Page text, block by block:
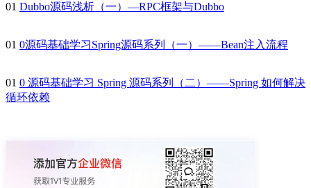
01 Dubbo源码浅析（一）—RPC框架与Dubbo
01 0源码基础学习Spring源码系列（一）——Bean注入流程
01 0 源码基础学习 Spring 源码系列（二）——Spring 如何解决
循环依赖